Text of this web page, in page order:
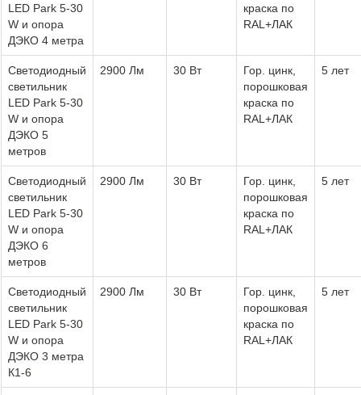
LED Park 5-30
W и опора
ДЭКО 4 метра
краска по
RAL+ЛАК
Светодиодный
светильник
LED Park 5-30
W и опора
ДЭКО 5
метров
2900 Лм 30 Вт
Гор. цинк,
порошковая
краска по
RAL+ЛАК
5 лет
Светодиодный
светильник
LED Park 5-30
W и опора
ДЭКО 6
метров
2900 Лм 30 Вт
Гор. цинк,
порошковая
краска по
RAL+ЛАК
5 лет
Светодиодный
светильник
LED Park 5-30
W и опора
ДЭКО 3 метра
К1-6
2900 Лм 30 Вт
Гор. цинк,
порошковая
краска по
RAL+ЛАК
5 лет